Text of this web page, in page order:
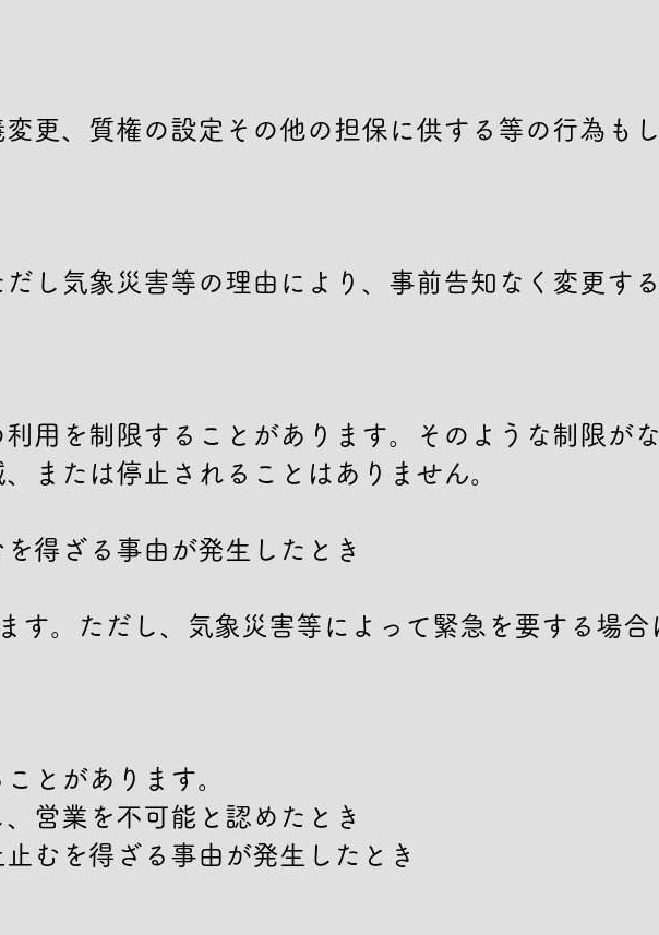
更、質権の設定その他の担保に供する等の行為も
し気象災害等の理由により、事前告知なく変更す
用を制限することがあります。そのような制限が
または停止されることはありません。
得ざる事由が発生したとき
。ただし、気象災害等によって緊急を要する場合
とがあります。
営業を不可能と認めたとき
むを得ざる事由が発生したとき